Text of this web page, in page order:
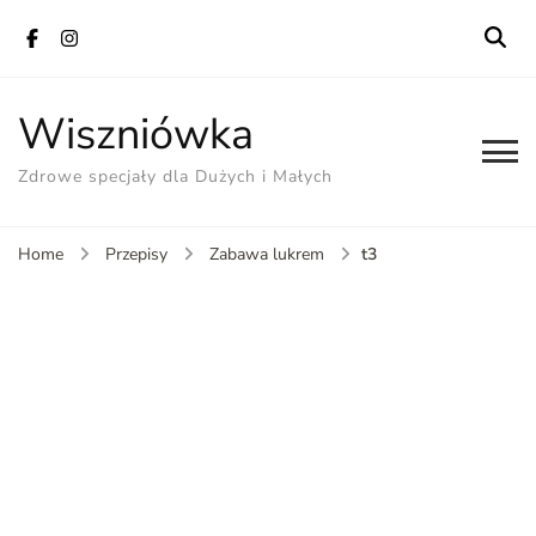
Wiszniówka
Zdrowe specjały dla Dużych i Małych
Home Przepisy Zabawa lukrem t3